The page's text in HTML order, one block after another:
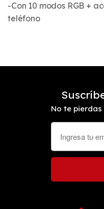
-Con 10 modos RGB +
teléfono
No te